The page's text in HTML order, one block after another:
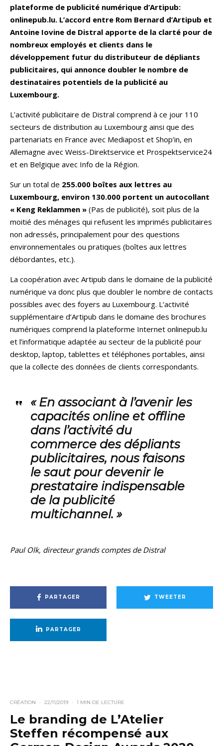
plateforme de publicité numérique d’Artipub:
onlinepub.lu. L’accord entre Rom Bernard d’Artipub et
Antoine Iovine de Distral apporte de la clarté pour de
nombreux employés et clients dans le
développement futur du distributeur de dépliants
publicitaires, qui annonce doubler le nombre de
destinataires potentiels de la publicité au
Luxembourg.
L’activité publicitaire de Distral comprend à ce jour 110
secteurs de distribution au Luxembourg ainsi que des
partenariats en France avec Mediapost et Shop’in, en
Allemagne avec Weiss-Direktservice et Prospektservice24
et en Belgique avec Info de la Région.
Sur un total de 255.000 boîtes aux lettres au
Luxembourg, environ 130.000 portent un autocollant
« Keng Reklammen » (Pas de publicité), soit plus de la
moitié des ménages qui refusent les imprimés publicitaires
non adressés, principalement pour des questions
environnementales ou pratiques (boîtes aux lettres
débordantes, etc.).
La coopération avec Artipub dans le domaine de la publicité
numérique va donc plus que doubler le nombre de contacts
possibles avec des foyers au Luxembourg. L’activité
supplémentaire d’Artipub dans le domaine des brochures
numériques comprend la plateforme Internet onlinepub.lu
et l’informatique adaptée au secteur de la publicité pour
desktop, laptop, tablettes et téléphones portables, ainsi
que la collecte des données de clients correspondants.
« En associant à l’avenir les
capacités online et offline
dans l’activité du
commerce des dépliants
publicitaires, nous faisons
le saut pour devenir le
prestataire indispensable
de la publicité
multichannel. »
Paul Olk, directeur grands comptes de Distral
PARTAGER TWEETER
PARTAGER
CRÉATION · 22/11/2019 · 1 MIN DE LECTURE
Le branding de L’Atelier
Steffen récompensé aux